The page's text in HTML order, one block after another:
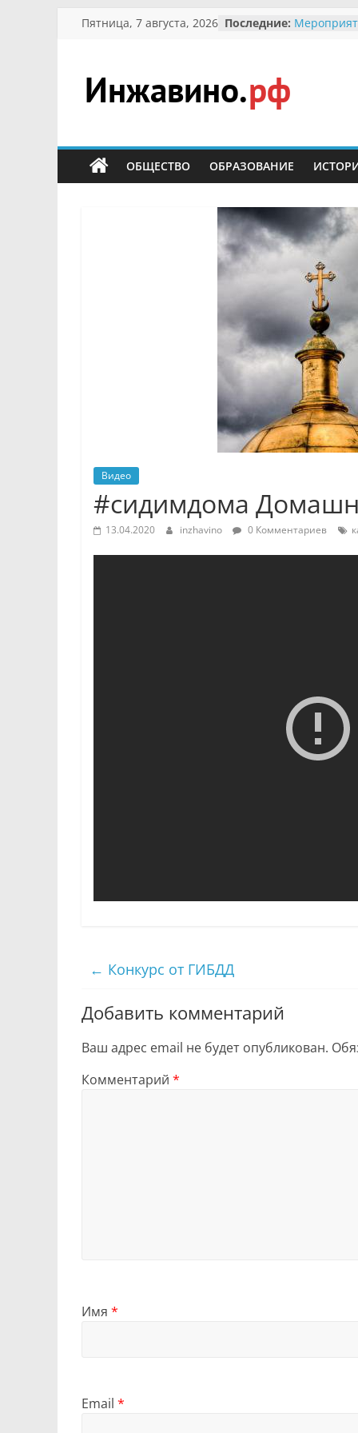
Перейти
Пятница, 7 августа, 2026 Последние:
Ученики
В вольере
суслики
Инжавино.рф
сельский
портал
ОБЩЕСТВО ОБРАЗОВАНИЕ
Видео
#сидимдома
13.04.2020 inzhavino 0 Комментариев
← Конкурс от ГИБДД
Добавить комментарий
Ваш адрес email не будет опубликован.
Комментарий *
Имя *
Email *